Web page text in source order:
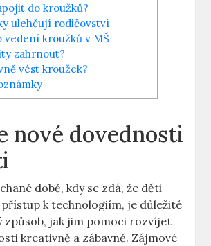
do kroužků?
ulehčují rodičovství
vedení kroužků v MŠ
zahrnout?
vést kroužek?
nové dovednosti
době, kdy se zdá, že děti
k technologiím, je důležité
způsob, jak jim pomoci rozvíjet
kreativně a zábavně. Zájmové